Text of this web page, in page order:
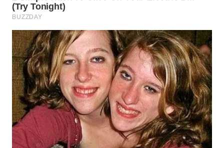
LESUNG
WN
KARO
WN
SIMALUNGUN
WN
LABUHANBATU
WN